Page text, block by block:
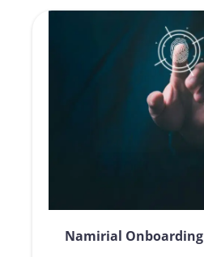
Namirial Onboarding